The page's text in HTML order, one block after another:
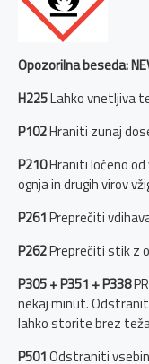
Opozorilna beseda:
H225Lahko vnetljiva
P102Hraniti zunaj
P210Hraniti ločeno
ognja in drugih virov
P261Preprečiti
P262Preprečiti stik z
P305 + P351 + P338
nekaj minut.
lahko storite brez
P501Odstraniti